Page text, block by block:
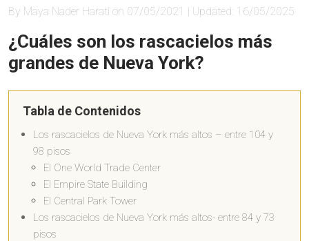
By Maya Nader Harati on 07/05/2021 | Updated: 16/05/2025
¿Cuáles son los rascacielos más
grandes de Nueva York?
Tabla de Contenidos
Los rascacielos de Nueva York más altos – entre 104 y
98 pisos
El One World Trade Center
El Empire State Building
El Central Park Tower
Los rascacielos de Nueva York más altos- entre 84 y 73
pisos